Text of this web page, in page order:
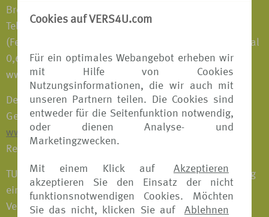
Cookies auf VERS4U.com
Für ein optimales Webangebot erheben wir
mit Hilfe von Cookies
Nutzungsinformationen, die wir auch mit
unseren Partnern teilen. Die Cookies sind
entweder für die Seitenfunktion notwendig,
oder dienen Analyse- und
Marketingzwecken.
Mit einem Klick auf
Akzeptieren
akzeptieren Sie den Einsatz der nicht
funktionsnotwendigen Cookies. Möchten
Sie das nicht, klicken Sie auf
Ablehnen
Breite Straße 29, D-10178 Berlin
Telefon: 0180 600 58 50
(Festnetzpreis 0,20 €/Anruf; Mobilfunkpreise maximal
0,60 €/Anruf)
www.vermittlerregister.info
Der Erlaubnisumfang gemäß § 34d Abs. 1 der
Gewerbeordnung ist auf der Internetseite:
www.vermittlerregister.info
unter obiger
Registernummer einsehbar.
TUI Deutschland GmbH bietet im Zuge der Vermittlung
eine Beratung an und erhält für die erfolgreiche
Vermittlung eines Versicherungsvertrages eine